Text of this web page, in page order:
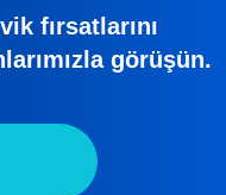
fırsatlarını
görüşün.